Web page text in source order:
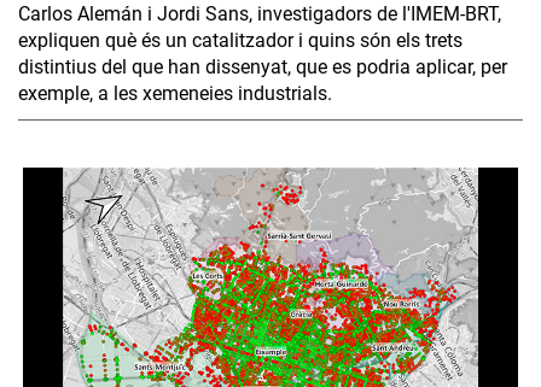
Carlos Alemán i Jordi Sans, investigadors de l'IMEM-BRT,
expliquen què és un catalitzador i quins són els trets
distintius del que han dissenyat, que es podria aplicar, per
exemple, a les xemeneies industrials.